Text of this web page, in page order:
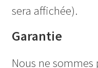
sera affichée).
Garantie
Nous ne sommes